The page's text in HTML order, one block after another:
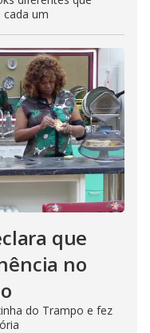
um
que
no
do Trampo e fez